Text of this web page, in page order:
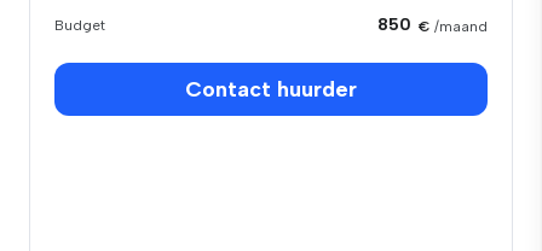
Budget 850 € /maand
Contact huurder